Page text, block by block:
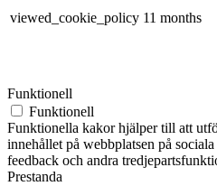
viewed_cookie_policy 11 months
Funktionell
Funktionell
Funktionella kakor hjälper till att
innehållet på webbplatsen på
feedback och andra
Prestanda